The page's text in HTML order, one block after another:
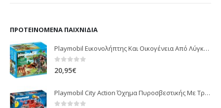
ΠΡΟΤΕΙΝΌΜΕΝΑ ΠΑΙΧΝΊΔΙΑ
Playmobil Εικονολήπτης Και Οικογένεια Από Λύγκες 5561
0 out of 5
20,95€
Playmobil City Action Όχημα Πυροσβεστικής Με Τροχαλία Ρυμούλκησης 9466